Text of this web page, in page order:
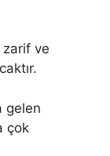
ve
gelen
çok